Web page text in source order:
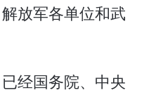
放军各单位和武
经国务院、中央